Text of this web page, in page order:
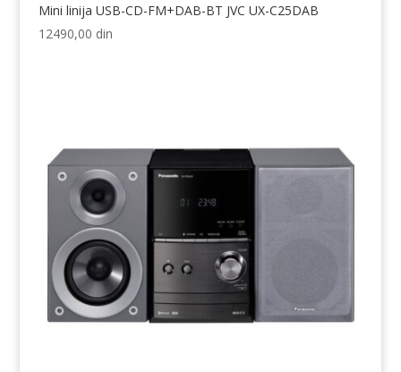
Mini linija USB-CD-FM+DAB-BT JVC UX-C25DAB
12490,00 din